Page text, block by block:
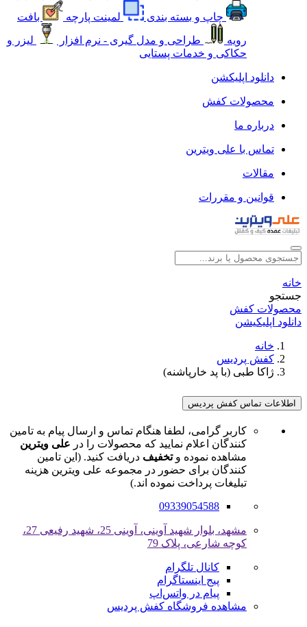
چاپ و بسته بندی
لمینت پارچه
بافت
رویه
طراحی و مدل گیری - نرم افزار
لیزر و
حکاکی و خدمات پستایی
دانلود اپلیکشن
محصولات کفش
درباره ما
تماس با علی ویترین
مقالات
قوانین و مقررات
خانه
جستجو
محصولات کفش
دانلود اپلیکیشن
خانه
کفش پردیس
ژاکا طبی (با پد خارپاشنه)
اطلاعات تماس کفش پردیس
کاربر گرامی، لطفا هنگام تماس و ارسال پیام به تامین
کنندگان اعلام نمایید که محصولات را در علی ویترین
مشاهده نموده وتخفیف دریافت کنید. (این تامین
کنندگان برای حضور در مجموعه علی ویترین هزینه
تبلیغات پرداخت نموده اند.)
09339054588
مشهد، بلوار شهید آوینی، آوینی 25، شهید رفیعی 27،
کوچه شارعی، پلاک 79
کانال تلگرام
پیج اینستاگرام
پیام در واتس‌اپ
مشاهده فروشگاه کفش پردیس